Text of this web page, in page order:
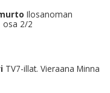
Ilosanoman
osa 2/2
TV7-illat. Vieraana Minna